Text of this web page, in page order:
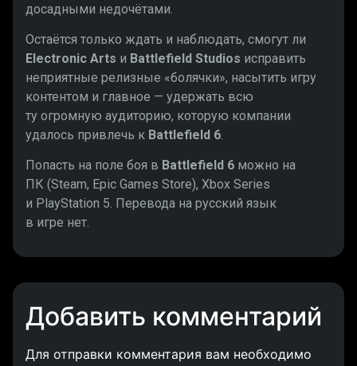
досадными недочётами.
Остаётся только ждать и наблюдать, смогут ли
Electronic Arts и Battlefield Studios исправить
неприятные релизные «болячки», насытить игру
контентом и главное — удержать всю
ту огромную аудиторию, которую компании
удалось привлечь к Battlefield 6.
Попасть на поле боя в Battlefield 6 можно на
ПК (Steam, Epic Games Store), Xbox Series
и PlayStation 5. Перевода на русский язык
в игре нет.
Добавить комментарий
Для отправки комментария вам необходимо